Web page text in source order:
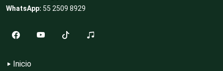
Cocinas Integrales
WhatsApp: 55 2509 8929
Inicio